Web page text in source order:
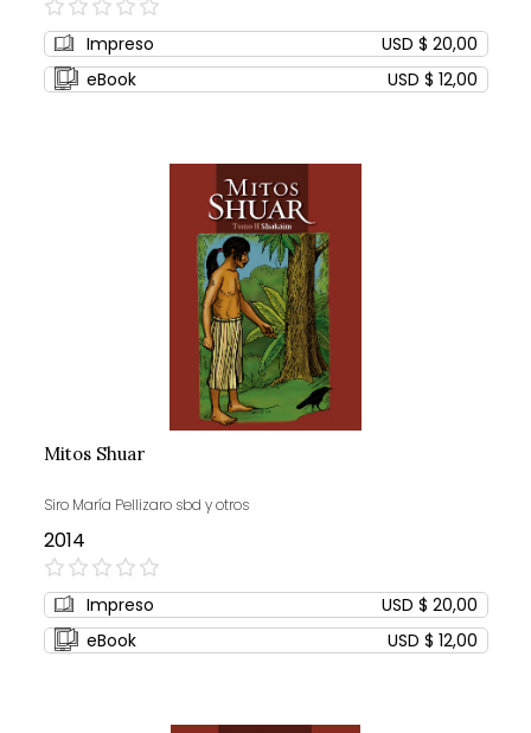
0%
Impreso
USD $ 20,00
eBook
USD $ 12,00
Mitos Shuar
Siro María Pellizaro sbd y otros
2014
0%
Impreso
USD $ 20,00
eBook
USD $ 12,00